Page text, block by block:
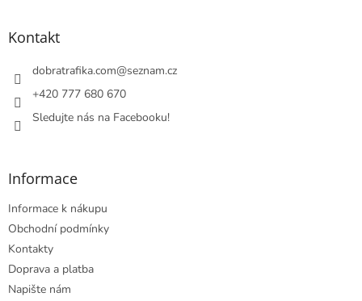
Kontakt
dobratrafika.com@seznam.cz
+420 777 680 670
Sledujte nás na Facebooku!
Informace
Informace k nákupu
Obchodní podmínky
Kontakty
Doprava a platba
Napište nám